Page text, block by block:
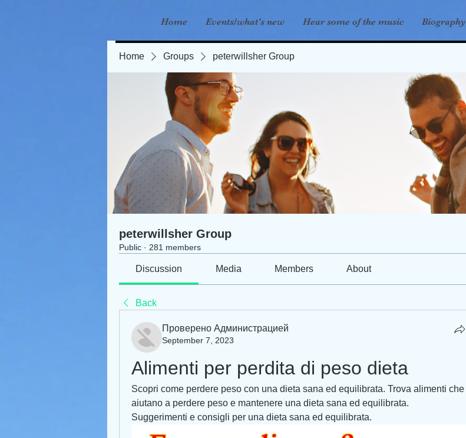
Home Events/what's new Hear some of the music Biography
Home Groups peterwillsher Group
peterwillsher Group
Public · 281 members
Discussion Media Members About
Back
Проверено Администрацией
September 7, 2023
Alimenti per perdita di peso dieta
Scopri come perdere peso con una dieta sana ed equilibrata. Trova alimenti che
aiutano a perdere peso e mantenere una dieta sana ed equilibrata.
Suggerimenti e consigli per una dieta sana ed equilibrata.